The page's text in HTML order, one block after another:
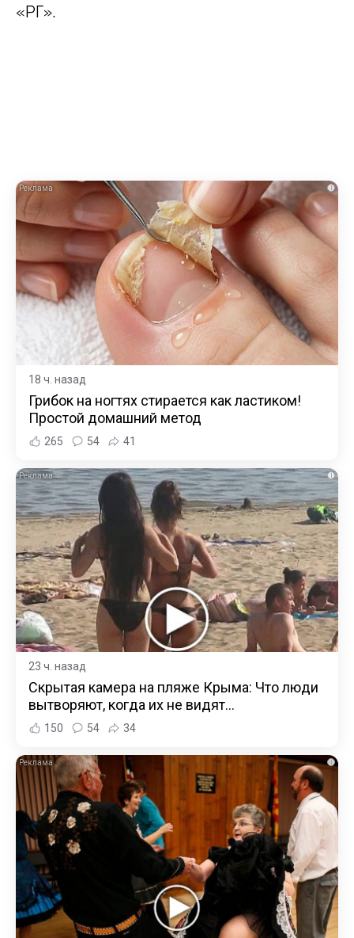
«РГ».
i
18 ч. назад
Грибок на ногтях стирается как ластиком!
Простой домашний метод
265 54 41
i
23 ч. назад
Скрытая камера на пляже Крыма: Что люди
вытворяют, когда их не видят...
150 54 34
i